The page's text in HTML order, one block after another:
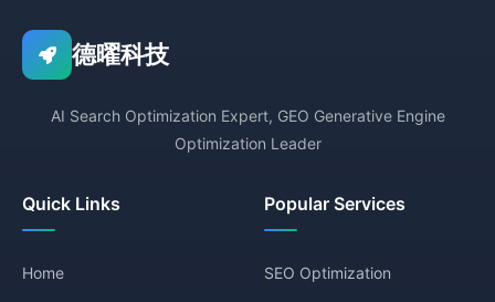
德曜科技
AI Search Optimization Expert, GEO Generative Engine
Optimization Leader
Quick Links
Home
Popular Services
SEO Optimization